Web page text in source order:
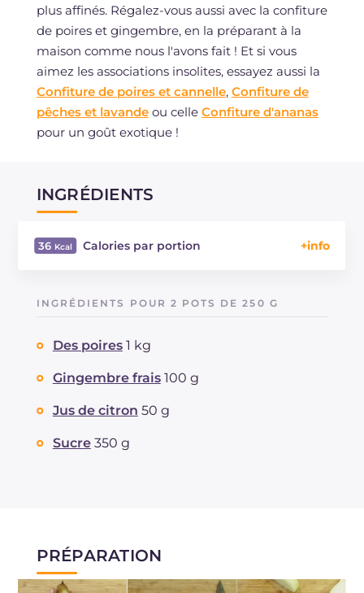
plus affinés. Régalez-vous aussi avec la confiture
de poires et gingembre, en la préparant à la
maison comme nous l'avons fait ! Et si vous
aimez les associations insolites, essayez aussi la
Confiture de poires et cannelle, Confiture de
pêches et lavandeou celle Confiture d'ananas
pour un goût exotique !
INGRÉDIENTS
36 Calories par portion
Graisses
Fibre
INGRÉDIENTS POUR 2 POTS DE 250 G
Des poires 1 kg
Gingembre frais 100 g
Jus de citron 50 g
Sucre 350 g
PRÉPARATION